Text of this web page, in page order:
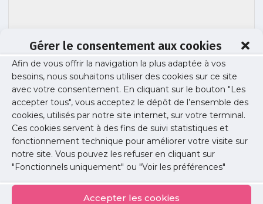
Gérer le consentement aux cookies
Afin de vous offrir la navigation la plus adaptée à vos
besoins, nous souhaitons utiliser des cookies sur ce site
avec votre consentement. En cliquant sur le bouton "Les
accepter tous", vous acceptez le dépôt de l’ensemble des
cookies, utilisés par notre site internet, sur votre terminal.
Ces cookies servent à des fins de suivi statistiques et
fonctionnement technique pour améliorer votre visite sur
notre site. Vous pouvez les refuser en cliquant sur
"Fonctionnels uniquement" ou "Voir les préférences"
Accepter les cookies
1-URPS-Podcast
Publié le : 13 décembre 2021
Partager cet article :